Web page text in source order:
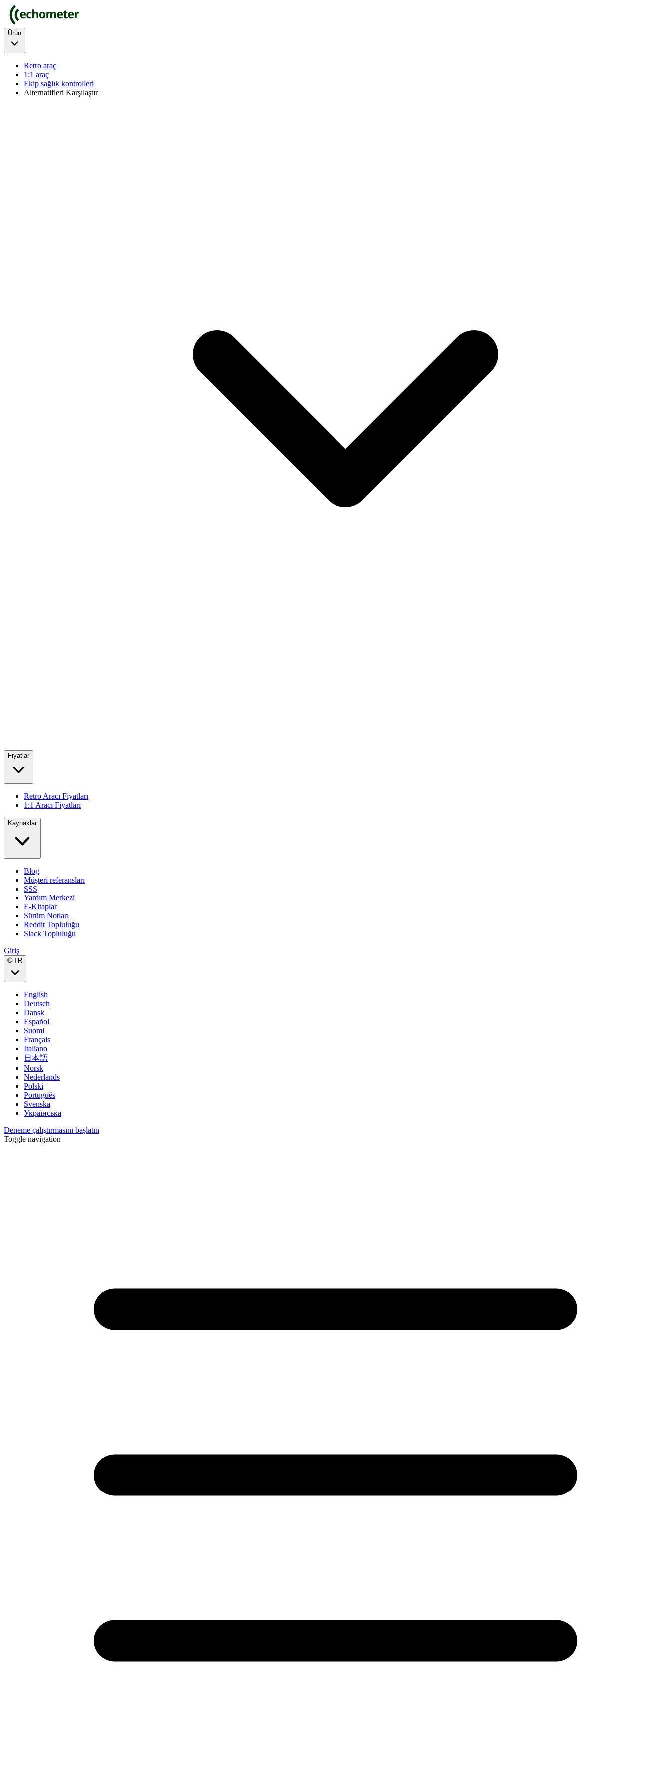
Ürün
Retro araç
1:1 araç
Ekip sağlık kontrolleri
Alternatifleri Karşılaştır
Fiyatlar
Retro Aracı Fiyatları
1:1 Aracı Fiyatları
Kaynaklar
Blog
Müşteri referansları
SSS
Yardım Merkezi
E-Kitaplar
Sürüm Notları
Reddit Topluluğu
Slack Topluluğu
Giriş
🌐 TR
English
Deutsch
Dansk
Español
Suomi
Français
Italiano
日本語
Norsk
Nederlands
Polski
Português
Svenska
Українська
Deneme çalıştırmasını başlatın
Toggle navigation